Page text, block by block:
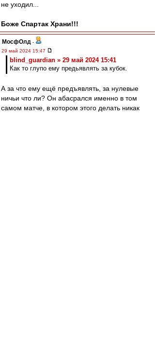
не уходил...
Боже Спартак Храни!!!
МосфОлд -
29 май 2024 15:47
blind_guardian » 29 май 2024 15:41
Как то глупо ему предьявлять за кубок.
А за что ему ещё предъявлять, за нулевые
ничьи что ли? Он абасрался именно в том
самом матче, в котором этого делать никак